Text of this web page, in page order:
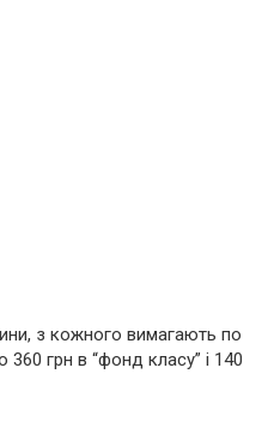
з кожного вимагають по
грн в “фонд класу” і 140